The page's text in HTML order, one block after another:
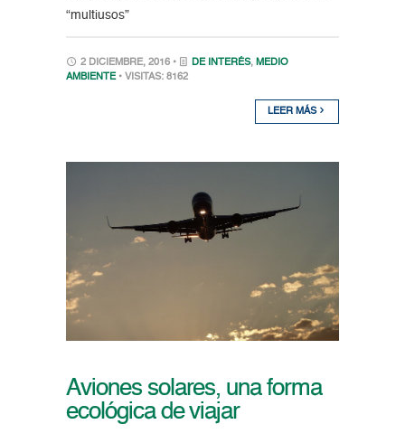
“multiusos”
2 DICIEMBRE, 2016 • DE INTERÉS, MEDIO
AMBIENTE • VISITAS: 8162
LEER MÁS
Aviones solares, una forma
ecológica de viajar